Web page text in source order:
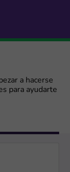
a hacerse
para ayudarte